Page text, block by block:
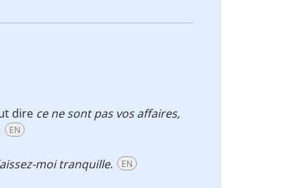
dire ce ne sont pas vos affaires,
EN
moi tranquille. EN